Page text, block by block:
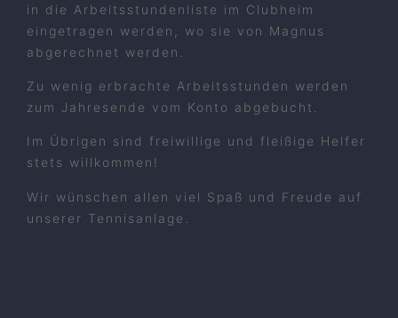
in die Arbeitsstundenliste im Clubheim
eingetragen werden, wo sie von Magnus
abgerechnet werden.
Zu wenig erbrachte Arbeitsstunden werden
zum Jahresende vom Konto abgebucht.
Im Übrigen sind freiwillige und fleißige Helfer
stets willkommen!
Wir wünschen allen viel Spaß und Freude auf
unserer Tennisanlage.